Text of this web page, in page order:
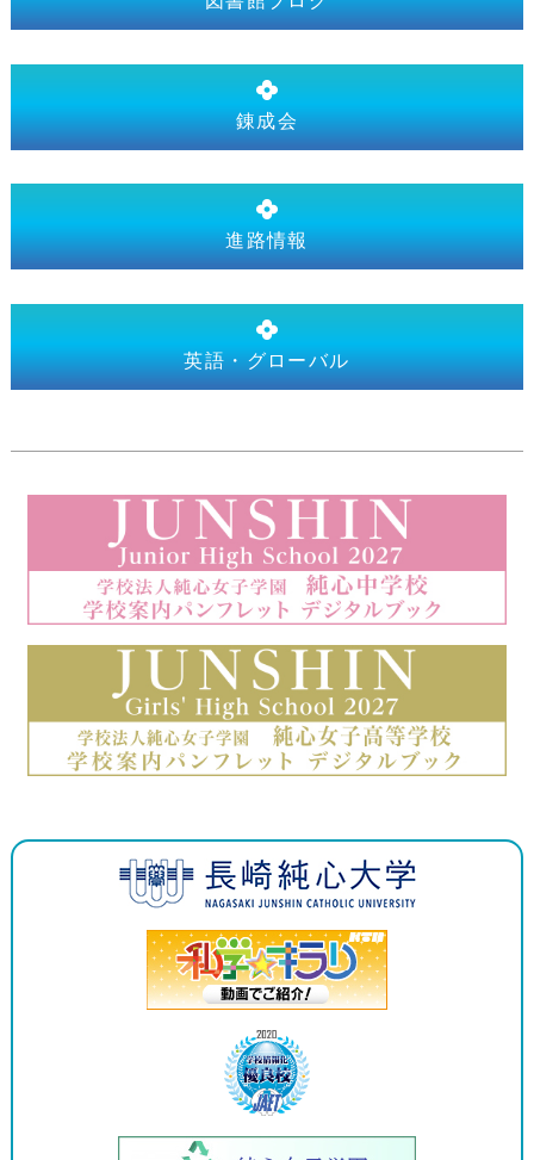
錬成会
進路情報
英語・グローバル